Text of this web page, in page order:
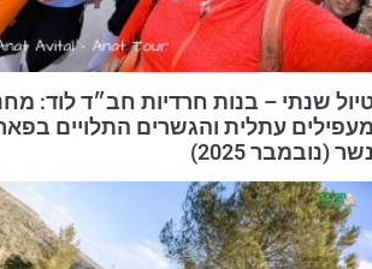
שנתי – בנות חרדיות חב״ד לוד:
מעפילים עתלית והגשרים התלויים
נשר (נובמבר 2025)